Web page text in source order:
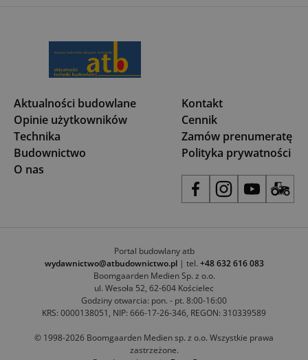
Aktualności budowlane
Opinie użytkowników
Technika
Budownictwo
O nas
Kontakt
Cennik
Zamów prenumeratę
Polityka prywatności
Portal budowlany atb
wydawnictwo@atbudownictwo.pl| tel. +48 632 616 083
Boomgaarden Medien Sp. z o.o.
ul. Wesoła 52, 62-604 Kościelec
Godziny otwarcia: pon. - pt. 8:00-16:00
KRS: 0000138051, NIP: 666-17-26-346, REGON: 310339589
© 1998-2026 Boomgaarden Medien sp. z o.o. Wszystkie prawa
zastrzeżone.